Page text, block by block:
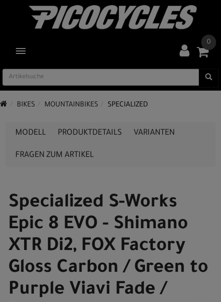
TOGGLE NAVIGATION
0
BIKES MOUNTAINBIKES SPECIALIZED
MODELL PRODUKTDETAILS VARIANTEN
FRAGEN ZUM ARTIKEL
Specialized S-Works
Epic 8 EVO - Shimano
XTR Di2, FOX Factory
Gloss Carbon / Green to
Purple Viavi Fade /